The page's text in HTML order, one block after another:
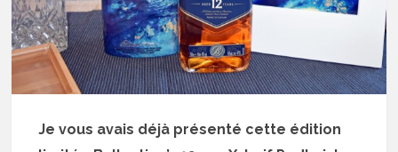
Je vous avais déjà présenté cette édition